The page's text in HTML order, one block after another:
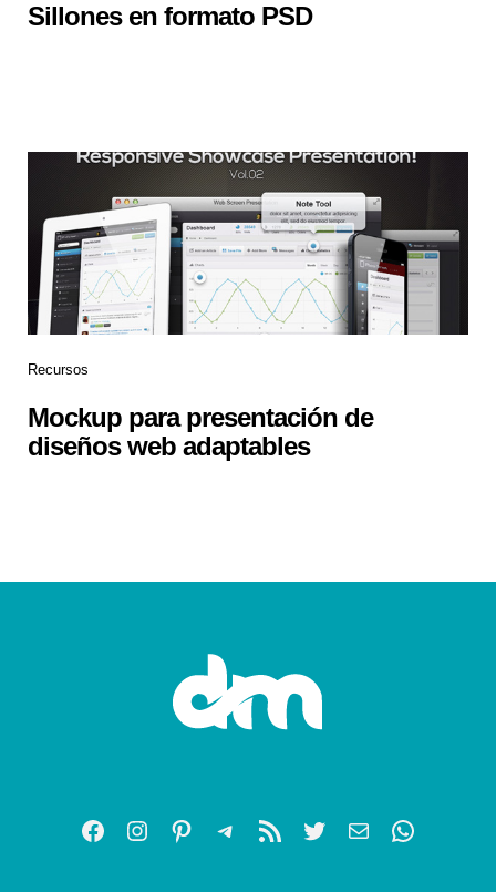
Sillones en formato PSD
Recursos
Mockup para presentación de
diseños web adaptables